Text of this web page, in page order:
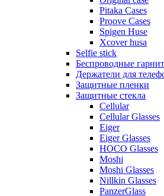
Pitaka Cases
Proove Cases
Spigen Huse
Xcover husa
Selfie stick
Беспроводные
Держатели для
Защитные пленки
Защитные стекла
Cellular
Cellular Glasses
Eiger
Eiger Glasses
HOCO Glasses
Moshi
Moshi Glasses
Nillkin Glasses
PanzerGlass